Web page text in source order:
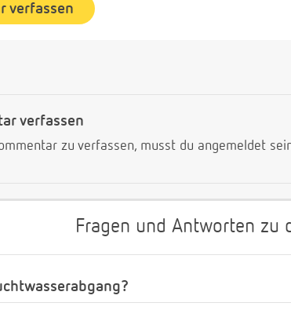
verfassen
verfassen
zu verfassen, musst du angemeldet
Fragen und Antworten zu